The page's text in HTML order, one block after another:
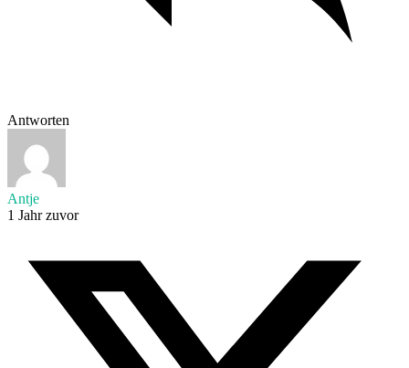
Antworten
Antje
1 Jahr zuvor